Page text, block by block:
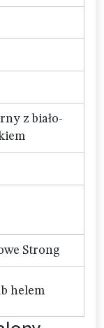
z biało-
Strong
helem